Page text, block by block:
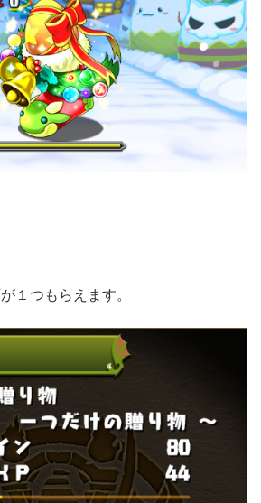
１つもらえます。